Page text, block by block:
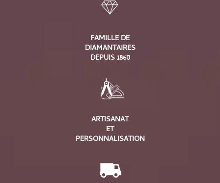
FAMILLE DE
DIAMANTAIRES
DEPUIS 1860
ARTISANAT
ET
PERSONNALISATION